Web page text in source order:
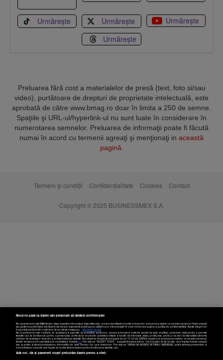
Urmărește Urmărește
Urmărește
Urmărește
Preluarea fără cost a materialelor de presă (text, foto si/sau
video), purtătoare de drepturi de proprietate intelectuală, este
aprobată de către www.bmag.ro doar în limita a 250 de semne.
Spaţiile şi URL-ul/hyperlink-ul nu sunt luate în considerare în
numerotarea semnelor. Preluarea de informaţii poate fi făcută
numai în acord cu termenii agreaţi şi menţionaţi in această
pagină.
Termeni și condiții Confidențialitate Cookies Contact
Copyright © 2025 BUSINESSMEX S.A.
Nouă ne pasă ca datele tale personale să rămână confidențiale
Noi și partenerii noștri589stocăm și/sau accesăm informații pe dispozitivul dvs., precum identificatorii cookie unici pentru prelucrarea datelor cu caracter personal. Puteți accepta
sau gestiona preferințele dvs. făcând clic mai jos, respectiv vă puteți opune utilizării unui interes legitim în orice moment pe pagina cu politica de confidențialitate. Aceste alegeri vor
fi raportate partenerilor noștri și nu vă vor afecta navigarea.
Mai multe detalii
Noi si partenerii nostri (retelele de socializare si agentiile de publicitate partenere, precum si furnizorii nostri de servicii de date analitice) prelucram date pentru a permite
website-ului sa functioneze, pentru a personaliza continutul si anunturile publicitare afisate in functie de interesele si/sau profilul dvs., pentru a va oferi functionalitati aferente
retelelor de socializare si pentru a analiza traficul pe website. Beneficiati de drepturile prevazute de art. 15-22 din GDPR in legatura cu prelucrarea datelor cu caracter personal.
Aceste drepturi pot fi exercitate prin modalitatea indicataaici. Prin click pe “ACCEPT TOATE”, acceptati folosirea tuturor Tehnologiilor de tip Cookie, care implica inclusiv acceptul
dvs. cu privire la stocarea/accesarea informatiilor de catre Vendor-ii cu care colaboram. Prin click pe “VREAU SA MODIFIC SETARILE INDIVIDUAL” puteti schimba preferintele in
mod individual, mai putin cele legate de cookie strict necesare pentru functionarea website-ului.
Atât noi, cât și partenerii noștri prelucrăm datele pentru a oferi: